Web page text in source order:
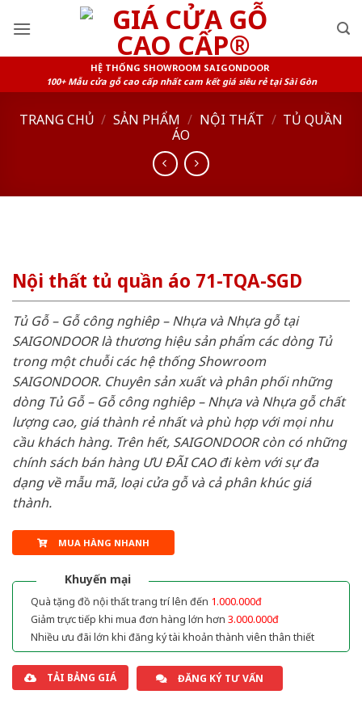
HỆ THỐNG SHOWROOM SAIGONDOOR
100+ Mẫu cửa gỗ cao cấp nhất cam kết giá siêu rẻ tại Sài Gòn
TRANG CHỦ / SẢN PHẨM / NỘI THẤT / TỦ QUẦN
ÁO
Nội thất tủ quần áo 71-TQA-SGD
Tủ Gỗ – Gỗ công nghiêp – Nhựa và Nhựa gỗ tại
SAIGONDOOR là thương hiệu sản phẩm các dòng Tủ
trong một chuỗi các hệ thống Showroom
SAIGONDOOR. Chuyên sản xuất và phân phối những
dòng Tủ Gỗ – Gỗ công nghiêp – Nhựa và Nhựa gỗ chất
lượng cao, giá thành rẻ nhất và phù hợp với mọi nhu
cầu khách hàng. Trên hết, SAIGONDOOR còn có những
chính sách bán hàng ƯU ĐÃI CAO đi kèm với sự đa
dạng về mẫu mã, loại cửa gỗ và cả phân khúc giá
thành.
MUA HÀNG NHANH
Khuyến mại
Quà tặng đồ nội thất trang trí lên đến 1.000.000đ
Giảm trực tiếp khi mua đơn hàng lớn hơn 3.000.000đ
Nhiều ưu đãi lớn khi đăng ký tài khoản thành viên thân thiết
TẢI BẢNG GIÁ ĐĂNG KÝ TƯ VẤN